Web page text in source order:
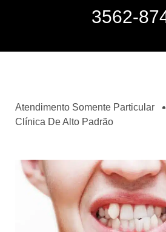
3562-
Atendimento Somente Particular
Clínica De Alto Padrão